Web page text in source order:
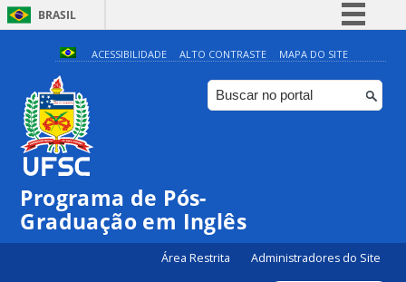
BRASIL
Simplifique!
Comunica BR
Participe
ACESSIBILIDADE ALTO CONTRASTE MAPA DO SITE
Programa de Pós-
Graduação em Inglês
Área Restrita Administradores do Site